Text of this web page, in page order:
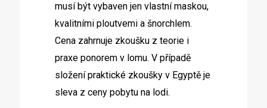
musí být vybaven jen vlastní maskou,
kvalitními ploutvemi a šnorchlem.
Cena zahrnuje zkoušku z teorie i
praxe ponorem v lomu. V případě
složení praktické zkoušky v Egyptě je
sleva z ceny pobytu na lodi.